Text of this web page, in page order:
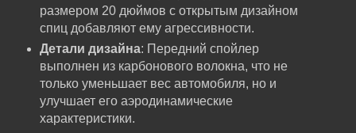
размером 20 дюймов с открытым дизайном
спиц добавляют ему агрессивности.
Детали дизайна: Передний спойлер
выполнен из карбонового волокна, что не
только уменьшает вес автомобиля, но и
улучшает его аэродинамические
характеристики.